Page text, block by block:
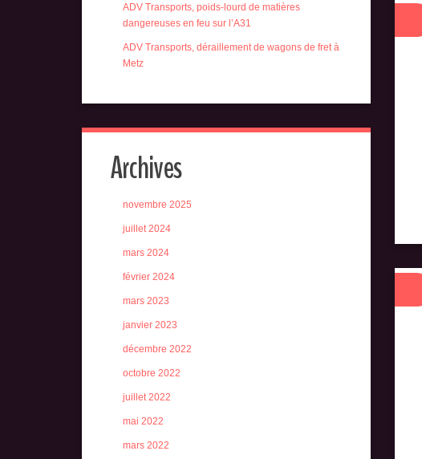
ADV Transports, poids-lourd de matières
dangereuses en feu sur l’A31
ADV Transports, déraillement de wagons de fret à
Metz
Archives
novembre 2025
juillet 2024
mars 2024
février 2024
mars 2023
janvier 2023
décembre 2022
octobre 2022
juillet 2022
mai 2022
mars 2022